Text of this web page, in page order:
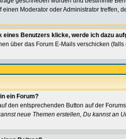
einen Moderator oder Administrator treffen,
eines Benutzers klicke, werde ich dazu
über das Forum E-Mails verschicken
ein Forum?
den entsprechenden Button auf der
neue Themen erstellen, Du kannst an